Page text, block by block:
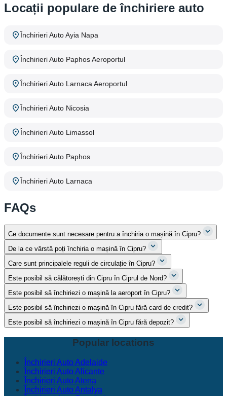
Locații populare de închiriere auto
Închirieri Auto Ayia Napa
Închirieri Auto Paphos Aeroportul
Închirieri Auto Larnaca Aeroportul
Închirieri Auto Nicosia
Închirieri Auto Limassol
Închirieri Auto Paphos
Închirieri Auto Larnaca
FAQs
Ce documente sunt necesare pentru a închiria o mașină în Cipru?
De la ce vârstă poți închiria o mașină în Cipru?
Care sunt principalele reguli de circulație în Cipru?
Este posibil să călătorești din Cipru în Ciprul de Nord?
Este posibil să închiriezi o mașină la aeroport în Cipru?
Este posibil să închiriezi o mașină în Cipru fără card de credit?
Este posibil să închiriezi o mașină în Cipru fără depozit?
Popular locations
Închirieri Auto Adelaide
Închirieri Auto Alicante
Închirieri Auto Atena
Închirieri Auto Antalya